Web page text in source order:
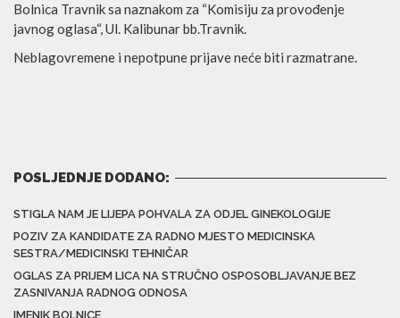
Bolnica Travnik sa naznakom za “Komisiju za provođenje
javnog oglasa“, Ul. Kalibunar bb.Travnik.
Neblagovremene i nepotpune prijave neće biti razmatrane.
POSLJEDNJE DODANO:
STIGLA NAM JE LIJEPA POHVALA ZA ODJEL GINEKOLOGIJE
POZIV ZA KANDIDATE ZA RADNO MJESTO MEDICINSKA
SESTRA/MEDICINSKI TEHNIČAR
OGLAS ZA PRIJEM LICA NA STRUČNO OSPOSOBLJAVANJE BEZ
ZASNIVANJA RADNOG ODNOSA
IMENIK BOLNICE